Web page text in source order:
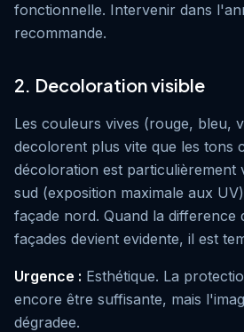
fonctionnelle. Intervenir dans
recommande.
2. Decoloration visible
Les couleurs vives (rouge, bleu,
decolorent plus vite que les tons
décoloration est particulièrement
sud (exposition maximale aux
façade nord. Quand la difference
façades devient evidente, il est
Urgence : Esthétique. La
encore être suffisante, mais
dégradee.